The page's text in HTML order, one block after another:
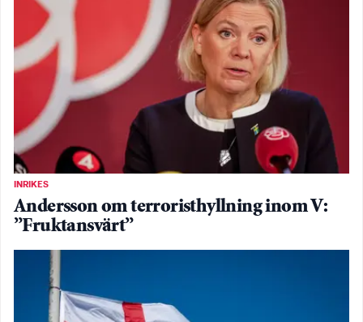
INRIKES
Andersson om terroristhyllning inom V:
”Fruktansvärt”